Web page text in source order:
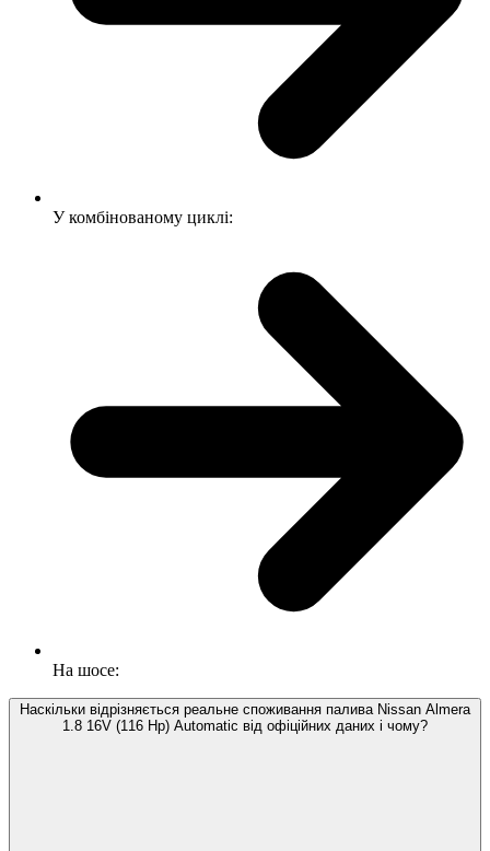
У комбінованому циклі:
На шосе:
Наскільки відрізняється реальне споживання палива Nissan Almera
1.8 16V (116 Hp) Automatic від офіційних даних і чому?